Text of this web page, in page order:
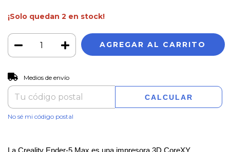
¡Solo quedan 2 en stock!
Entregas para el CP:
Medios de envío
CALCULAR
No sé mi código postal
La Creality Ender-5 Max es una impresora 3D CoreXY